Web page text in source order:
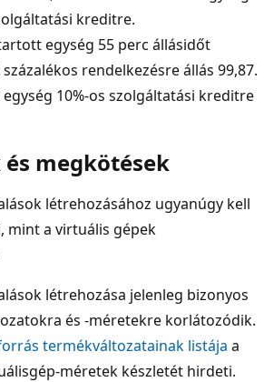
kreditre.
egység 55 perc állásidőt
rendelkezésre állás 99,87.
10%-os szolgáltatási kreditre
megkötések
létrehozásához ugyanúgy kell
mint a virtuális gépek
létrehozása jelenleg bizonyos
és -méretekre korlátozódik.
termékváltozatainak listája a
méretek készletét hirdeti.